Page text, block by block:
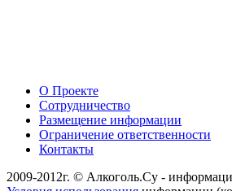
О Проекте
Сотрудничество
Размещение информации
Ограничение ответственности
Контакты
2009-2012г. © Алкоголь.Су -